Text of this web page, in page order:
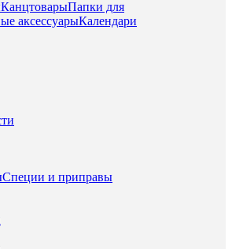
КанцтоварыПапки для
аксессуарыКалендари
Специи и приправы